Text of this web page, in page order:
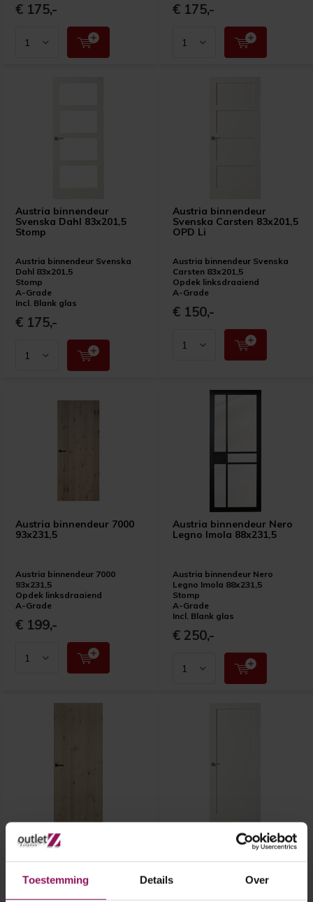
Toestemming Details Over
€ 175,- € 175,-
Austria binnendeur
Svenska Dahl 83x201,5
Stomp
Austria binnendeur Svenska
Dahl 83x201,5
Stomp
A-Grade
Incl. Blank glas
€ 175,-
Austria binnendeur
Svenska Carsten 83x201,5
OPD Li
Austria binnendeur Svenska
Carsten 83x201,5
Opdek linksdraaiend
A-Grade
€ 150,-
Austria binnendeur 7000
93x231,5
Austria binnendeur 7000
93x231,5
Opdek linksdraaiend
A-Grade
€ 199,-
Austria binnendeur Nero
Legno Imola 88x231,5
Austria binnendeur Nero
Legno Imola 88x231,5
Stomp
A-Grade
Incl. Blank glas
€ 250,-
Austria binnendeur
Cabana Zero 88x231,5
Austria binnendeur Cabana
Zero 88x231,5
Austria binnendeur
Svenska Folke 83x201,5
Austria binnendeur Svenska
Folke 83x201,5